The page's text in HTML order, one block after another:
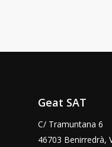
Geat SAT
C/ Tramuntana 6
46703 Benirredrà,